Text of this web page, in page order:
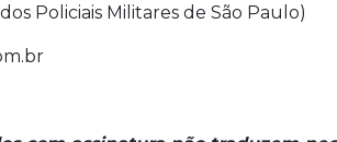
Policiais Militares de São Paulo)